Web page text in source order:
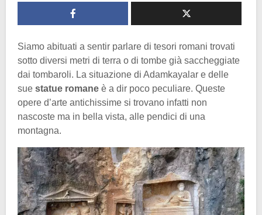
Siamo abituati a sentir parlare di tesori romani trovati
sotto diversi metri di terra o di tombe già saccheggiate
dai tombaroli. La situazione di Adamkayalar e delle
sue statue romane è a dir poco peculiare. Queste
opere d’arte antichissime si trovano infatti non
nascoste ma in bella vista, alle pendici di una
montagna.